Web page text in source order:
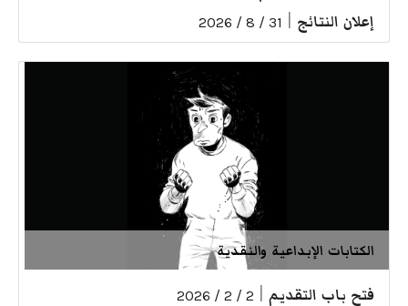
إعلان النتائج 31 / 8 / 2026
الكتابات الإبداعية والنقدية
فتح باب التقديم 2 / 2 / 2026